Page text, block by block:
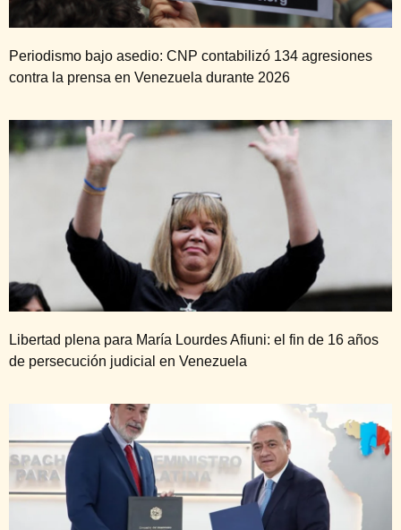
Periodismo bajo asedio: CNP contabilizó 134 agresiones
contra la prensa en Venezuela durante 2026
Libertad plena para María Lourdes Afiuni: el fin de 16 años
de persecución judicial en Venezuela